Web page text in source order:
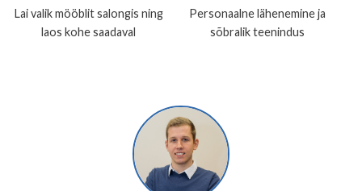
Lai valik mööblit salongis ning
laos kohe saadaval
Personaalne lähenemine ja
sõbralik teenindus